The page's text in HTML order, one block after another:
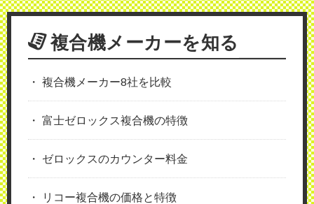
複合機メーカーを知る
複合機メーカー8社を比較
富士ゼロックス複合機の特徴
ゼロックスのカウンター料金
リコー複合機の価格と特徴